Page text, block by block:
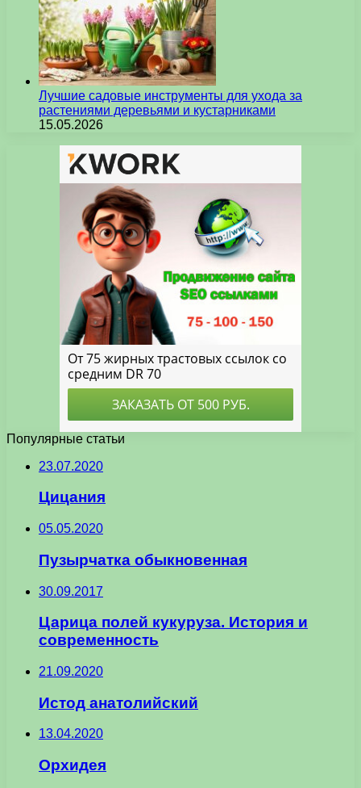
Лучшие садовые инструменты для ухода за
растениями деревьями и кустарниками
15.05.2026
Популярные статьи
23.07.2020
Цицания
05.05.2020
Пузырчатка обыкновенная
30.09.2017
Царица полей кукуруза. История и
современность
21.09.2020
Истод анатолийский
13.04.2020
Орхидея